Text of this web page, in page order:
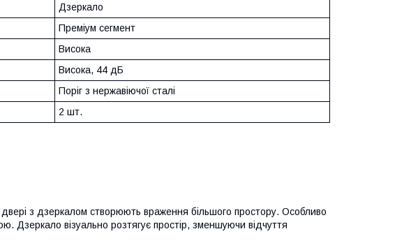
Дзеркало
Преміум сегмент
Висока
Висока, 44 дБ
Поріг з нержавіючої сталі
2 шт.
з дзеркалом створюють враження більшого простору. Особливо
Дзеркало візуально розтягує простір, зменшуючи відчуття